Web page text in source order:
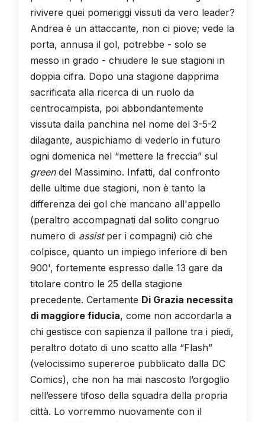
rivivere quei pomeriggi vissuti da vero leader?
Andrea è un attaccante, non ci piove; vede la
porta, annusa il gol, potrebbe - solo se
messo in grado - chiudere le sue stagioni in
doppia cifra. Dopo una stagione dapprima
sacrificata alla ricerca di un ruolo da
centrocampista, poi abbondantemente
vissuta dalla panchina nel nome del 3-5-2
dilagante, auspichiamo di vederlo in futuro
ogni domenica nel “mettere la freccia” sul
greendel Massimino. Infatti, dal confronto
delle ultime due stagioni, non è tanto la
differenza dei gol che mancano all'appello
(peraltro accompagnati dal solito congruo
numero di assistper i compagni) ciò che
colpisce, quanto un impiego inferiore di ben
900', fortemente espresso dalle 13 gare da
titolare contro le 25 della stagione
precedente. Certamente Di Grazia necessita
di maggiore fiducia, come non accordarla a
chi gestisce con sapienza il pallone tra i piedi,
peraltro dotato di uno scatto alla “Flash”
(velocissimo supereroe pubblicato dalla DC
Comics), che non ha mai nascosto l’orgoglio
nell’essere tifoso della squadra della propria
città. Lo vorremmo nuovamente con il